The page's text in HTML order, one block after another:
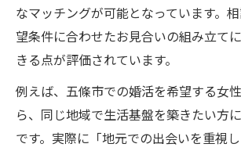
なマッチングが可能となっています。
望条件に合わせたお見合いの組み立て
きる点が評価されています。
例えば、五條市での婚活を希望する女
ら、同じ地域で生活基盤を築きたい方
です。実際に「地元での出会いを重視